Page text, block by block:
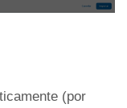
(por